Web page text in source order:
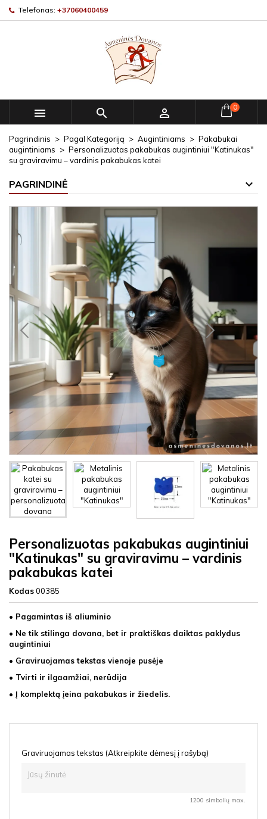
Telefonas: +37060400459
   0
Pagrindinis Pagal Kategoriją Augintiniams
Pakabukai
augintiniams
Personalizuotas pakabukas augintiniui "Katinukas"
su graviravimu – vardinis pakabukas katei
PAGRINDINĖ
Personalizuotas pakabukas augintiniui
"Katinukas" su graviravimu – vardinis
pakabukas katei
Kodas00385
• Pagamintas iš aliuminio
• Ne tik stilinga dovana, bet ir praktiškas daiktas paklydus
augintiniui
• Graviruojamas tekstas vienoje pusėje
• Tvirti ir ilgaamžiai, nerūdija
• Į komplektą įeina pakabukas ir žiedelis.
Graviruojamas tekstas (Atkreipkite dėmesį į rašybą)
1200 simbolių max.